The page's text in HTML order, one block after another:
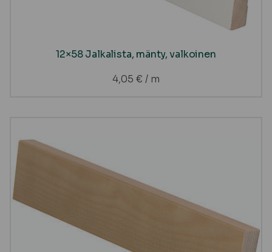
12×58 Jalkalista, mänty, valkoinen
4,05 € / m